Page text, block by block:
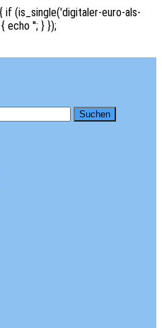
if (is_single('digitaler-euro-als-
echo ''; } });